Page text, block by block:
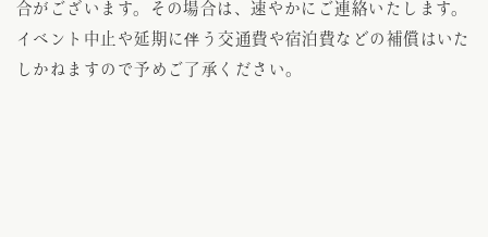
合がございます。その場合は、速やかにご連絡いたします。
イベント中止や延期に伴う交通費や宿泊費などの補償はいた
しかねますので予めご了承ください。